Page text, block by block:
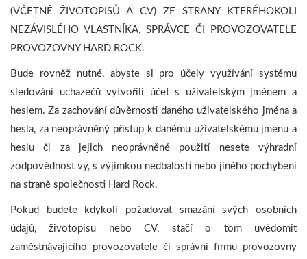
(VČETNĚ ŽIVOTOPISŮ A CV) ZE STRANY KTERÉHOKOLI
NEZÁVISLÉHO VLASTNÍKA, SPRÁVCE ČI PROVOZOVATELE
PROVOZOVNY HARD ROCK.
Bude rovněž nutné, abyste si pro účely využívání systému
sledování uchazečů vytvořili účet s uživatelským jménem a
heslem. Za zachování důvěrnosti daného uživatelského jména a
hesla, za neoprávněný přístup k danému uživatelskému jménu a
heslu či za jejich neoprávněné použití nesete výhradní
zodpovědnost vy, s výjimkou nedbalosti nebo jiného pochybení
na straně společnosti Hard Rock.
Pokud budete kdykoli požadovat smazání svých osobních
údajů, životopisu nebo CV, stačí o tom uvědomit
zaměstnávajícího provozovatele či správní firmu provozovny